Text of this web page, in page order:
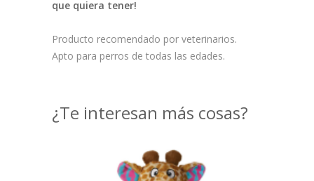
que quiera tener!
Producto recomendado por veterinarios.
Apto para perros de todas las edades.
¿Te interesan más cosas?